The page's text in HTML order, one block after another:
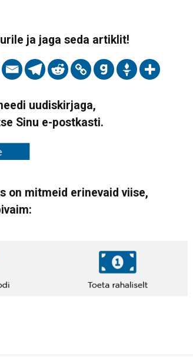
ja jaga seda artiklit!
uudiskirjaga,
Sinu e-postkasti.
on mitmeid erinevaid viise,